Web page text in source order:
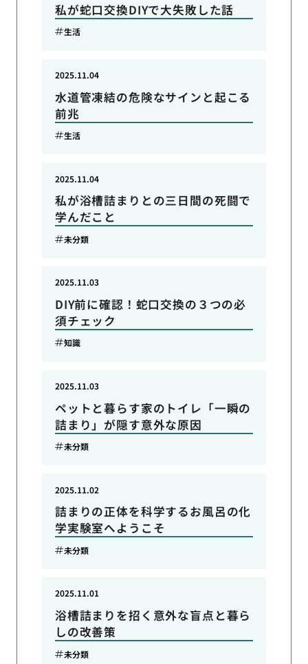
私が蛇口交換DIYで大失敗した話
生活
水道管凍結の危険なサインと起こる
前兆
2025.11.04
生活
私が浴槽詰まりとの三日間の死闘で
学んだこと
2025.11.04
未分類
DIY前に確認！蛇口交換の３つの必
須チェック
2025.11.03
知識
ペットと暮らす家のトイレ「一瞬の
詰まり」が隠す意外な原因
2025.11.03
未分類
詰まりの正体を科学するお風呂の化
学実験室へようこそ
2025.11.02
未分類
浴槽詰まりを招く意外な盲点と暮ら
しの改善策
2025.11.01
未分類